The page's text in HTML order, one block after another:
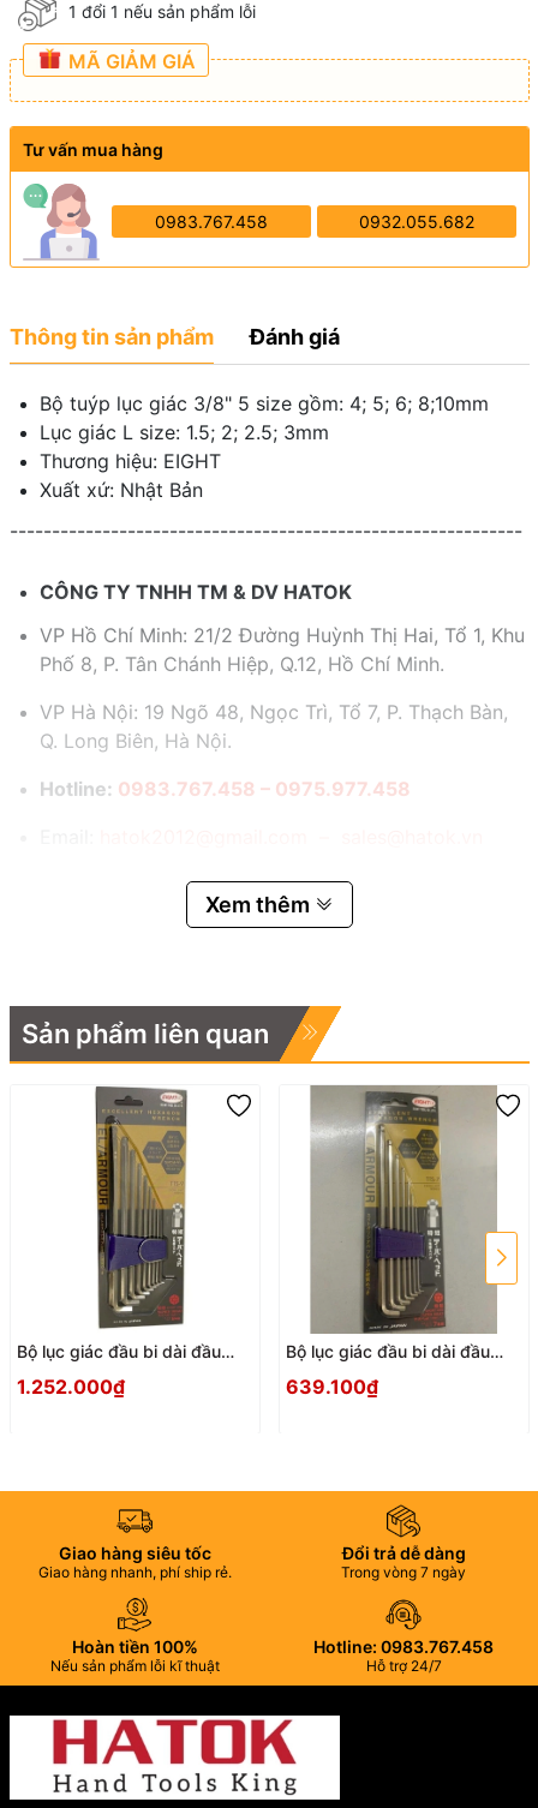
1 đổi 1 nếu sản phẩm lỗi
MÃ GIẢM GIÁ
Tư vấn mua hàng
0983.767.458 0932.055.682
Thông tin sản phẩm Đánh giá
Bộ tuýp lục giác 3/8" 5 size gồm: 4; 5; 6; 8;10mm
Lục giác L size: 1.5; 2; 2.5; 3mm
Thương hiệu: EIGHT
Xuất xứ: Nhật Bản
-------------------------------------------------------------
CÔNG TY TNHH TM & DV HATOK
VP Hồ Chí Minh: 21/2 Đường Huỳnh Thị Hai, Tổ 1, Khu
Phố 8, P. Tân Chánh Hiệp, Q.12, Hồ Chí Minh.
VP Hà Nội: 19 Ngõ 48, Ngọc Trì, Tổ 7, P. Thạch Bàn,
Q. Long Biên, Hà Nội.
Hotline: 0983.767.458 – 0975.977.458
Xem thêm
Sản phẩm liên quan
Bộ lục giác đầu bi dài đầu
1.252.000₫
Bộ lục giác đầu bi dài đầu
639.100₫
Giao hàng siêu tốc
Giao hàng nhanh, phí ship rẻ.
Đổi trả dễ dàng
Trong vòng 7 ngày
Hoàn tiền 100%
Nếu sản phẩm lỗi kĩ thuật
Hotline: 0983.767.458
Hỗ trợ 24/7